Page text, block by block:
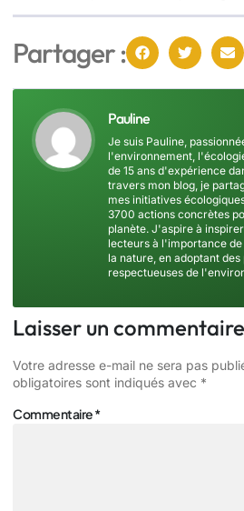
Partager :
Pauline
Je suis Pauline,
l'environnement,
de 15 ans d'expérience
travers mon blog, je
mes initiatives
3700 actions concrètes
planète. J'aspire à
lecteurs à l'importance
la nature, en adoptant
respectueuses de
Laisser un commentaire
Votre adresse e-mail ne sera pas
obligatoires sont indiqués avec *
Commentaire*